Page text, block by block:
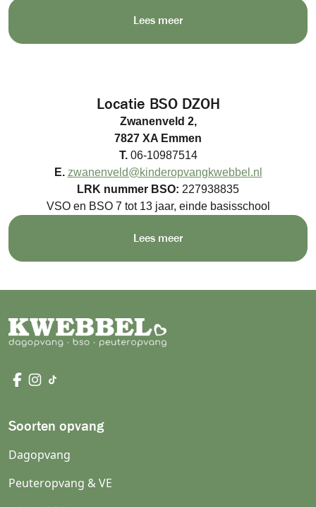
Lees meer
Locatie BSO DZOH
Zwanenveld 2,
7827 XA Emmen
T. 06-10987514
E. zwanenveld@kinderopvangkwebbel.nl
LRK nummer BSO: 227938835
VSO en BSO 7 tot 13 jaar, einde basisschool
Lees meer
Soorten opvang
Dagopvang
Peuteropvang & VE